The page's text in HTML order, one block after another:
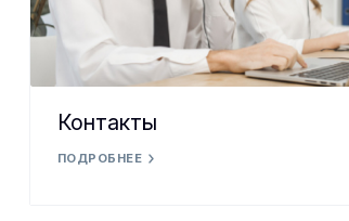
Контакты
ПОДРОБНЕЕ